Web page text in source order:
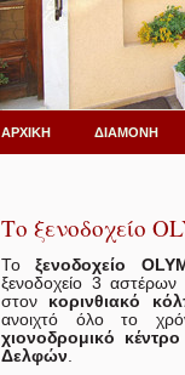
ΑΡΧΙΚΗ ΔΙΑΜΟΝΗ
Το ξενοδοχείο
Τοξενοδοχείο
ξενοδοχείο 3
στον κορινθιακό
ανοιχτό όλο το
χιονοδρομικό
Δελφών.